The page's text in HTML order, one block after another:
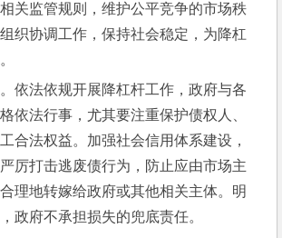
关监管规则，维护公平竞争的市场秩
织协调工作，保持社会稳定，为降杠
依法依规开展降杠杆工作，政府与各
依法行事，尤其要注重保护债权人、
合法权益。加强社会信用体系建设，
厉打击逃废债行为，防止应由市场主
理地转嫁给政府或其他相关主体。明
政府不承担损失的兜底责任。